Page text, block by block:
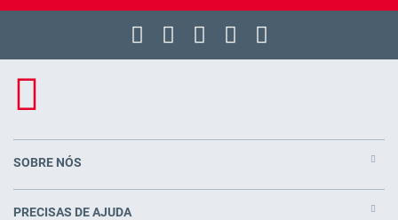
SOBRE NÓS
PRECISAS DE AJUDA